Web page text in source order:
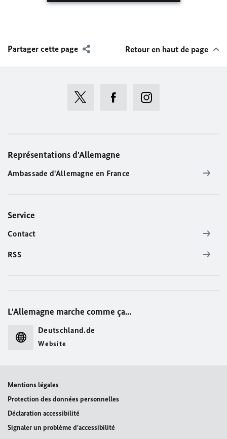
Partager cette page Retour en haut de page
Représentations d'Allemagne
Ambassade d'Allemagne en France
Service
Contact
RSS
L'Allemagne marche comme ça...
Deutschland.de
Website
Mentions légales
Protection des données personnelles
Déclaration accessibilité
Signaler un problème d'accessibilité